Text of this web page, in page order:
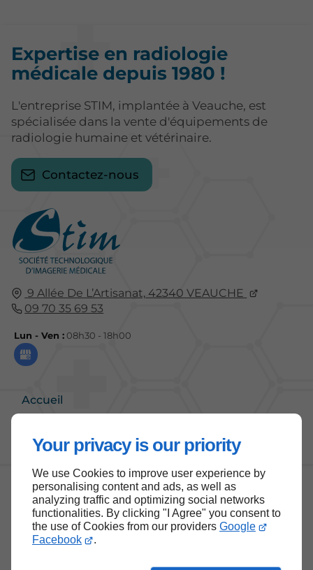
Your privacy is our priority
We use Cookies to improve user experience by
personalising content and ads, as well as
analyzing traffic and optimizing social networks
functionalities. By clicking "I Agree" you consent to
the use of Cookies from our providers Google
Facebook
.
9 Allée De L’Artisanat, 42340 VEAUCHE
09 70 35 69 53
Lun - Ven : 08h30 - 18h00
Accueil
Mentions légales
Plan du site
Expertise en radiologie
médicale depuis 1980 !
L'entreprise STIM, implantée à Veauche, est
spécialisée dans la vente d'équipements de
radiologie humaine et vétérinaire.
Contactez-nous
Haut de page